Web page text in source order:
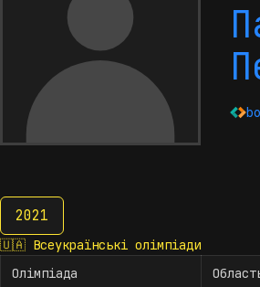
2021
2021
🇺🇦 Всеукраїнські олімпіади
Олімпіада